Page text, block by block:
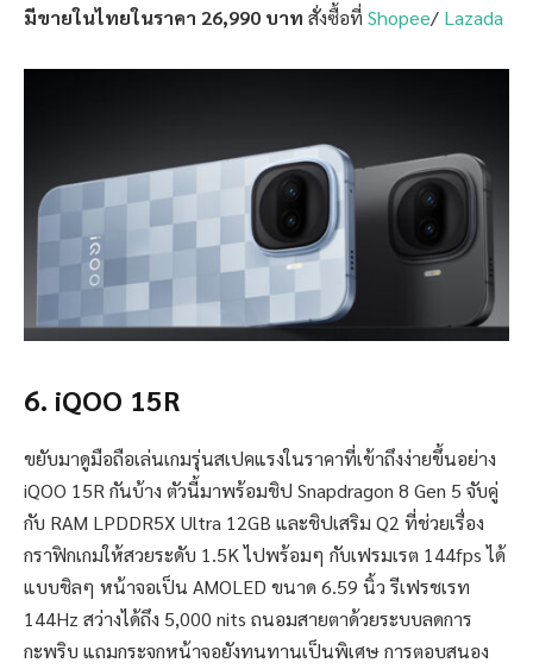
มีขายในไทยในราคา 26,990 บาท สั่งซื้อที่ Shopee/ Lazada
6. iQOO 15R
ขยับมาดูมือถือเล่นเกมรุ่นสเปคแรงในราคาที่เข้าถึงง่ายขึ้นอย่าง
iQOO 15R กันบ้าง ตัวนี้มาพร้อมชิป Snapdragon 8 Gen 5 จับคู่
กับ RAM LPDDR5X Ultra 12GB และชิปเสริม Q2 ที่ช่วยเรื่อง
กราฟิกเกมให้สวยระดับ 1.5K ไปพร้อมๆ กับเฟรมเรต 144fps ได้
แบบชิลๆ หน้าจอเป็น AMOLED ขนาด 6.59 นิ้ว รีเฟรชเรท
144Hz สว่างได้ถึง 5,000 nits ถนอมสายตาด้วยระบบลดการ
กะพริบ แถมกระจกหน้าจอยังทนทานเป็นพิเศษ การตอบสนอง